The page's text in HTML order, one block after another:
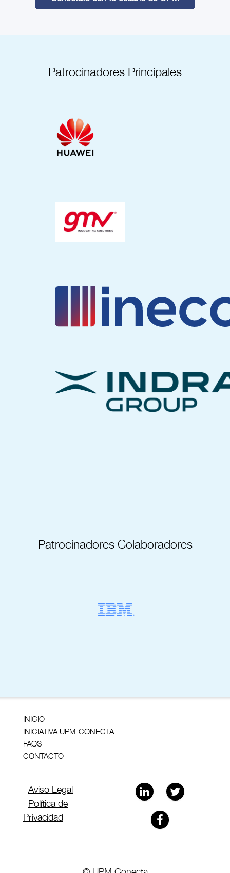
Patrocinadores Principales
Patrocinadores Colaboradores
INICIO
INICIATIVA UPM-CONECTA
FAQS
CONTACTO
Aviso Legal
Política de
Privacidad